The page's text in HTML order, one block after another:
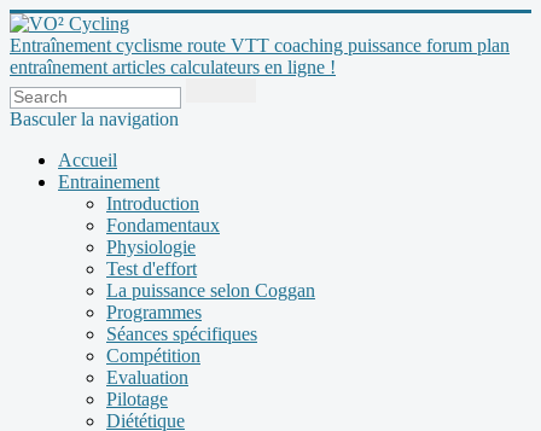
Entraînement cyclisme route VTT coaching puissance forum plan
entraînement articles calculateurs en ligne !
Basculer la navigation
Accueil
Entrainement
Introduction
Fondamentaux
Physiologie
Test d'effort
La puissance selon Coggan
Programmes
Séances spécifiques
Compétition
Evaluation
Pilotage
Diététique